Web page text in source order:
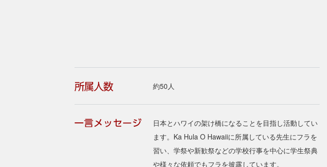
約50人
日本とハワイの架け橋になることを目指し活動してい
ます。Ka Hula O Hawaiiに所属している先生にフラを
習い、学祭や新歓祭などの学校行事を中心に学生祭典
や様々な依頼でもフラを披露しています。